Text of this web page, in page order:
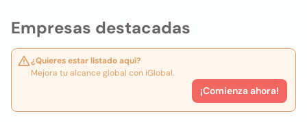
Empresas destacadas
¿Quieres estar listado aquí?
Mejora tu alcance global con iGlobal.
¡Comienza ahora!